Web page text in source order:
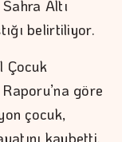
Altı
belirtiliyor.
Çocuk
göre
çocuk,